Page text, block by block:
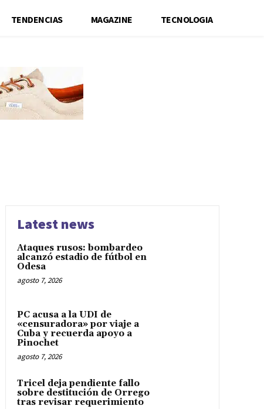
TENDENCIAS MAGAZINE TECNOLOGIA
Latest news
Ataques rusos: bombardeo
alcanzó estadio de fútbol en
Odesa
agosto 7, 2026
PC acusa a la UDI de
«censuradora» por viaje a
Cuba y recuerda apoyo a
Pinochet
agosto 7, 2026
Tricel deja pendiente fallo
sobre destitución de Orrego
tras revisar requerimiento